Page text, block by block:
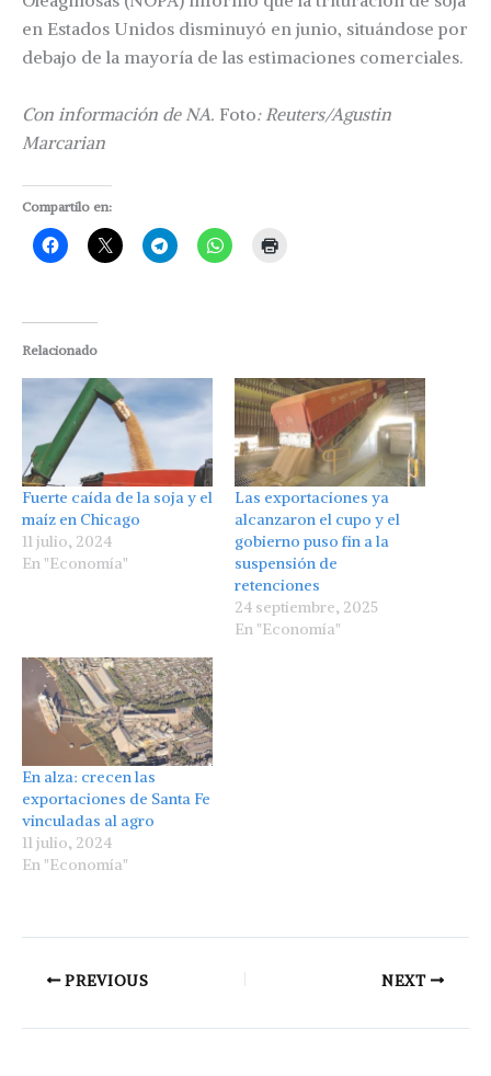
en Estados Unidos disminuyó en junio, situándose por
debajo de la mayoría de las estimaciones comerciales.
Con información de NA. Foto: Reuters/Agustin
Marcarian
Compartilo en:
Relacionado
Fuerte caída de la soja y el
maíz en Chicago
11 julio, 2024
En "Economía"
Las exportaciones ya
alcanzaron el cupo y el
gobierno puso fin a la
suspensión de
retenciones
24 septiembre, 2025
En "Economía"
En alza: crecen las
exportaciones de Santa Fe
vinculadas al agro
11 julio, 2024
En "Economía"
PREVIOUS NEXT